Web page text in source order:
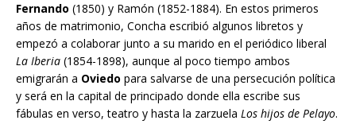
Fernando (1850) y Ramón (1852-1884). En estos primeros
años de matrimonio, Concha escribió algunos libretos y
empezó a colaborar junto a su marido en el periódico liberal
La Iberia (1854-1898), aunque al poco tiempo ambos
emigrarán a Oviedo para salvarse de una persecución política
y será en la capital de principado donde ella escribe sus
fábulas en verso, teatro y hasta la zarzuela Los hijos de Pelayo.